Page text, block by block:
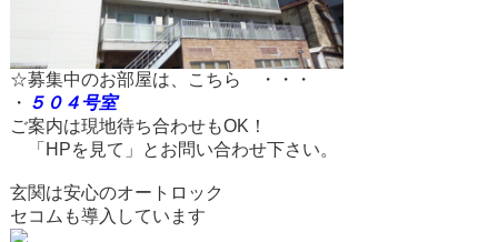
☆募集中のお部屋は、こちら ・・・
・ ５０４号室
ご案内は現地待ち合わせもOK！
「HPを見て」とお問い合わせ下さい。
玄関は安心のオートロック
セコムも導入しています